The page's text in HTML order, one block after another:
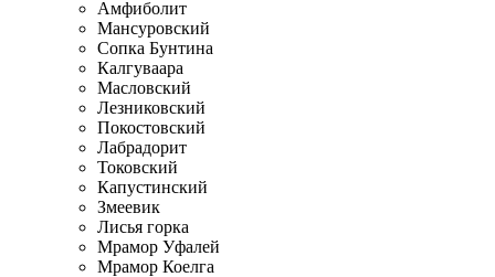
Амфиболит
Мансуровский
Сопка Бунтина
Калгуваара
Масловский
Лезниковский
Покостовский
Лабрадорит
Токовский
Капустинский
Змеевик
Лисья горка
Мрамор Уфалей
Мрамор Коелга